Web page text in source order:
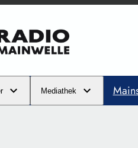
Mediathek